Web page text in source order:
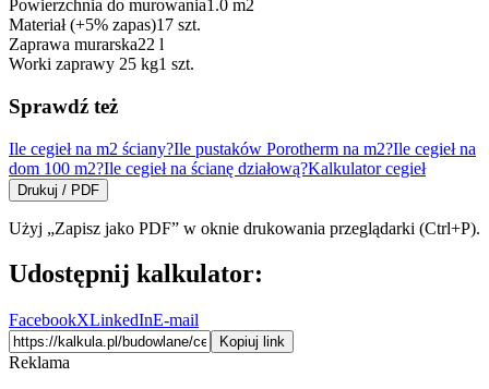
Powierzchnia do murowania1.0 m2
Materiał (+5% zapas)17 szt.
Zaprawa murarska22 l
Worki zaprawy 25 kg1 szt.
Sprawdź też
Ile cegieł na m2 ściany?Ile pustaków Porotherm na m2?Ile cegieł na
dom 100 m2?Ile cegieł na ścianę działową?Kalkulator cegieł
Drukuj / PDF
Użyj „Zapisz jako PDF” w oknie drukowania przeglądarki (Ctrl+P).
Udostępnij kalkulator:
FacebookXLinkedInE-mail
Kopiuj link
Reklama